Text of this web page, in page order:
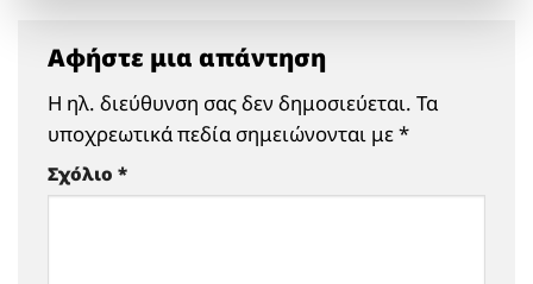
Αφήστε μια απάντηση
Η ηλ. διεύθυνση σας δεν δημοσιεύεται. Τα
υποχρεωτικά πεδία σημειώνονται με*
Σχόλιο *